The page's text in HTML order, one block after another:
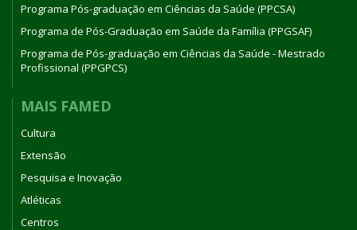
Programa Pós-graduação em Ciências da Saúde (PPCSA)
Programa de Pós-Graduação em Saúde da Família (PPGSAF)
Programa de Pós-graduação em Ciências da Saúde - Mestrado
Profissional (PPGPCS)
MAIS FAMED
Cultura
Extensão
Pesquisa e Inovação
Atléticas
Centros